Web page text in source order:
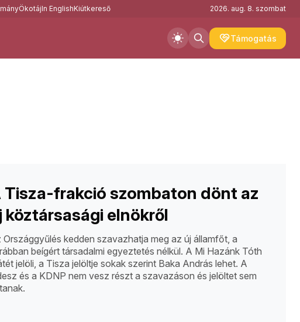
ÖkotájIn EnglishKiútkereső 2026. aug. 8. szombat
Támogatás
Tisza-frakció szombaton dönt az
köztársasági elnökről
Országgyűlés kedden szavazhatja meg az új államfőt, a
beígért társadalmi egyeztetés nélkül. A Mi Hazánk Tóth
jelöli, a Tisza jelöltje sokak szerint Baka András lehet. A
és a KDNP nem vesz részt a szavazáson és jelöltet sem